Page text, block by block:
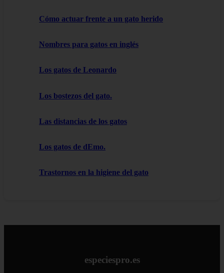
Cómo actuar frente a un gato herido
Nombres para gatos en inglés
Los gatos de Leonardo
Los bostezos del gato.
Las distancias de los gatos
Los gatos de dEmo.
Trastornos en la higiene del gato
especiespro.es